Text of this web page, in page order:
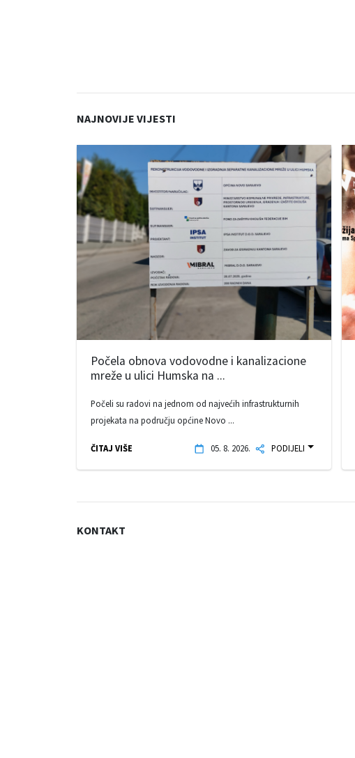
NAJNOVIJE VIJESTI
Počela obnova vodovodne i kanalizacione
mreže u ulici Humska na ...
Počeli su radovi na jednom od najvećih infrastrukturnih
projekata na području općine Novo ...
ČITAJ VIŠE 05. 8. 2026. PODIJELI
KONTAKT